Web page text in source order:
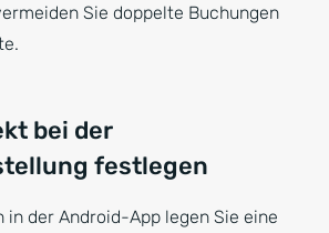
Sie doppelte Buchungen
bei der
festlegen
in der Android-App legen Sie eine